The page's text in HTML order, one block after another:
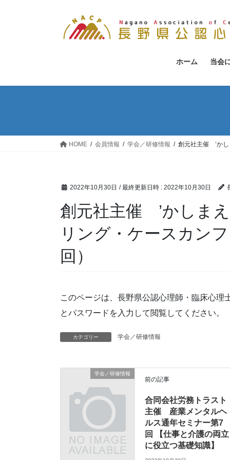
ホーム 当会
HOME 会員情報 学会／研修情報 創元社主催 ’かし
2022年10月30日 / 最終更新日時 : 2022年10月30日
創元社主催 ’かしま
リング・ケースカン
回）
このページは、長野県公認心理師・臨床心理
とパスワードを入力して閲覧してください。
カテゴリー 学会／研修情報
学会／研修情報
前の記事
合同会社労務トラスト
主催 産業メンタルヘ
ルス通年セミナー第7
回 【仕事と介護の両立
に役立つ基礎知識】